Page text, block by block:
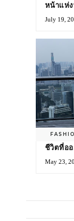
หน้าแห่ง
July 19,
ชีวิตที่อ
May 23,